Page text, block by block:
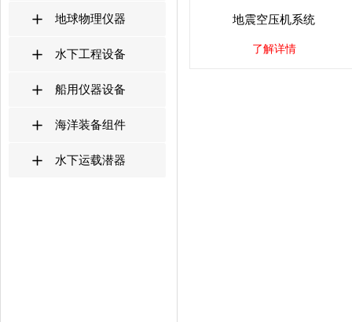
地震空压机系统
了解详情
地球物理仪器
水下工程设备
船用仪器设备
海洋装备组件
水下运载潜器